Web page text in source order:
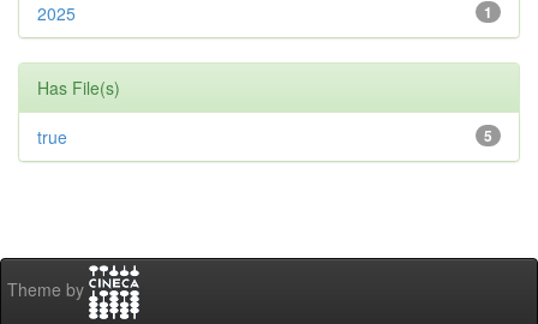
1
2025
Has File(s)
5
true
Theme by